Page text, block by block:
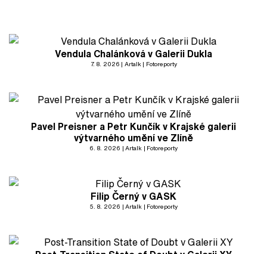
Vendula Chalánková v Galerii Dukla
7. 8. 2026 Artalk Fotoreporty
Pavel Preisner a Petr Kunčík v Krajské galerii
výtvarného umění ve Zlíně
6. 8. 2026 Artalk Fotoreporty
Filip Černý v GASK
5. 8. 2026 Artalk Fotoreporty